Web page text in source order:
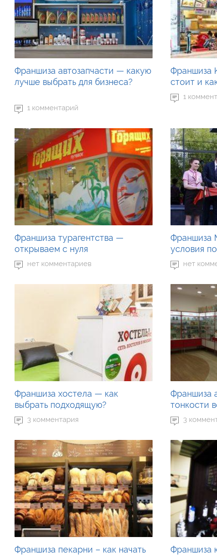
Франшиза автозапчасти — какую
лучше выбрать для бизнеса?
1 комментарий
Франшиза
стоит и
1
Франшиза турагентства —
открываем с нуля
нет комментариев
Франшиза
условия
нет
Франшиза хостела — как
выбрать подходящую?
3 комментария
Франшиза
тонкости
3
Франшиза пекарни – как начать
Франшиза